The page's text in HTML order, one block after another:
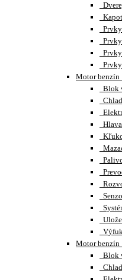
Motor benzín
Blok
Motor benzín
Blok